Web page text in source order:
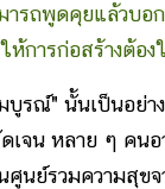
ารถพูดคุยแล้วบ
ห้การก่อสร้างต้อ
รณ์" นั้นเป็นอย่า
จน หลาย ๆ คน
ย์รวมความสุขจ